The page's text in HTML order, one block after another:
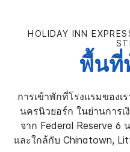
HOLIDAY INN
พื้นที่
การเข้าพักที่โรงแรมของเ
นครนิวยอร์ก ในย่านการเ
จาก Federal Reserve 6
และใกล้กับ Chinatown,